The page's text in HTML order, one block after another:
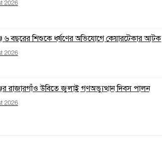
2026
৬ বছরের শিশুকে ধর্ষণের অভিযোগে কেয়ারটেকার আটক
2026
রাজারগাঁও উবিতে জুলাই গণঅভ্যুত্থান দিবস পালন
2026